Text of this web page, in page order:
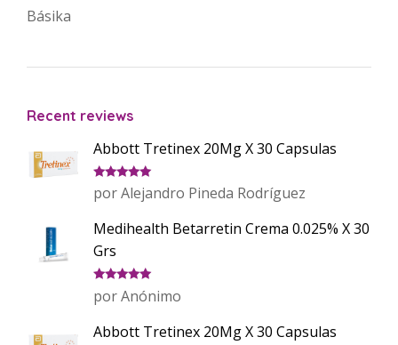
Básika
Recent reviews
Abbott Tretinex 20Mg X 30 Capsulas
Valorado
con
de 5
por Alejandro Pineda Rodríguez
Medihealth Betarretin Crema 0.025% X 30
Grs
Valorado
con
de 5
por Anónimo
Abbott Tretinex 20Mg X 30 Capsulas